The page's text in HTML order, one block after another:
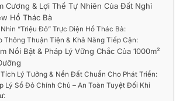
Cương & Lợi Thế Tự Nhiên Của Đất Nghỉ
Hồ Thác Bà
Nhìn “Triệu Đô” Trực Diện Hồ Thác Bà:
Thông Thuận Tiện & Khả Năng Tiếp Cận:
Nổi Bật & Pháp Lý Vững Chắc Của 1000m²
Tích Lý Tưởng & Nền Đất Chuẩn Cho Phát Triển:
Lý Sổ Đỏ Chính Chủ – An Toàn Tuyệt Đối Khi